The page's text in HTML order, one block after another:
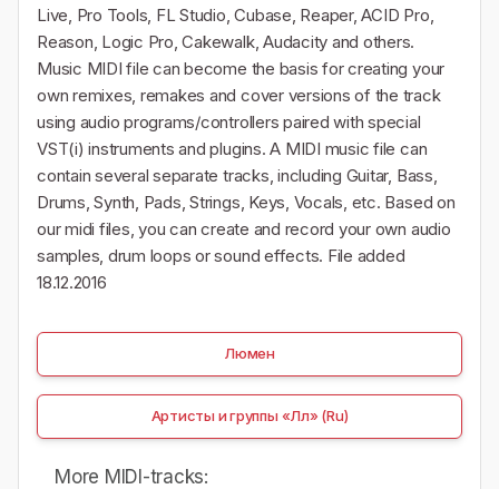
Live, Pro Tools, FL Studio, Cubase, Reaper, ACID Pro,
Reason, Logic Pro, Cakewalk, Audacity and others.
Music MIDI file can become the basis for creating your
own remixes, remakes and cover versions of the track
using audio programs/controllers paired with special
VST(i) instruments and plugins. A MIDI music file can
contain several separate tracks, including Guitar, Bass,
Drums, Synth, Pads, Strings, Keys, Vocals, etc. Based on
our midi files, you can create and record your own audio
samples, drum loops or sound effects. File added
18.12.2016
Люмен
Артисты и группы «Лл» (Ru)
More MIDI-tracks: